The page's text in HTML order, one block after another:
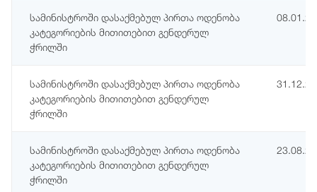
სამინისტროში დასაქმებულ პირთა ოდენობა
კატეგორიების მითითებით გენდერულ
ჭრილში
სამინისტროში დასაქმებულ პირთა ოდენობა
კატეგორიების მითითებით გენდერულ
ჭრილში
სამინისტროში დასაქმებულ პირთა ოდენობა
კატეგორიების მითითებით გენდერულ
ჭრილში